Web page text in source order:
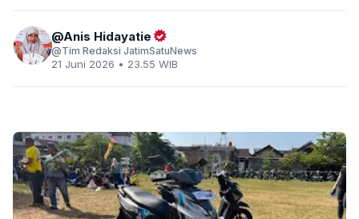
Anis Hidayatie
Tim Redaksi JatimSatuNews
21 Juni 2026 • 23.55 WIB